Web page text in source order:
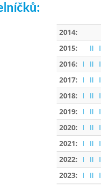
2014:
2015:
II
2016:
I II
2017:
I II
2018:
I II
2019:
I II
2020:
I II
2021:
I II
2022:
I II
2023:
I II